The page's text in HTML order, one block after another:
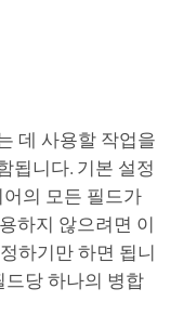
데 사용할 작업을
됩니다. 기본 설정
의 모든 필드가
하지 않으려면 이
하기만 하면 됩니
드당 하나의 병합